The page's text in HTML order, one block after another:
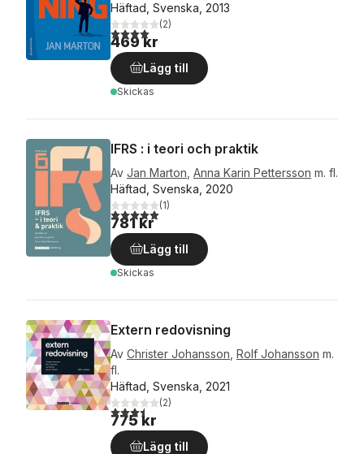
Häftad, Svenska, 2013
4,0utav 5 stjärnor. Totalt antal röster:
(2)
469 kr
Lägg till
Skickas
IFRS : i teori och praktik
Av Jan Marton Anna Karin Pettersson m. fl.
Häftad, Svenska, 2020
5,0utav 5 stjärnor. Totalt antal röster:
(1)
781 kr
Lägg till
Skickas
Extern redovisning
Av Christer Johansson Rolf Johansson m.
fl.
Häftad, Svenska, 2021
3,5utav 5 stjärnor. Totalt antal röster:
(2)
775 kr
Lägg till